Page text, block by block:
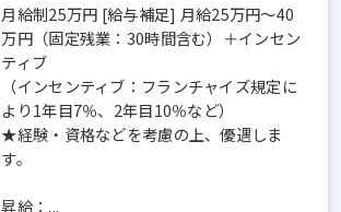
月給制25万円 [給与補足] 月給25万円～40
万円（固定残業：30時間含む）＋インセン
ティブ
（インセンティブ：フランチャイズ規定に
より1年目7％、2年目10％など）
★経験・資格などを考慮の上、優遇しま
す。
昇給：...